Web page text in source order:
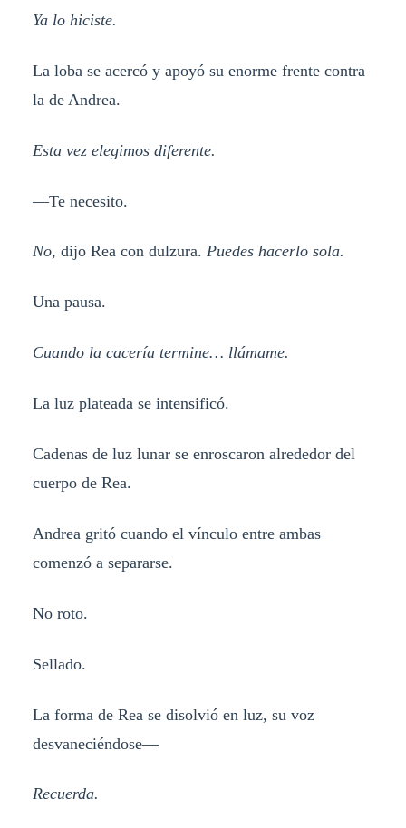
Ya lo hiciste.
La loba se acercó y apoyó su enorme frente contra
la de Andrea.
Esta vez elegimos diferente.
—Te necesito.
No, dijo Rea con dulzura. Puedes hacerlo sola.
Una pausa.
Cuando la cacería termine… llámame.
La luz plateada se intensificó.
Cadenas de luz lunar se enroscaron alrededor del
cuerpo de Rea.
Andrea gritó cuando el vínculo entre ambas
comenzó a separarse.
No roto.
Sellado.
La forma de Rea se disolvió en luz, su voz
desvaneciéndose—
Recuerda.